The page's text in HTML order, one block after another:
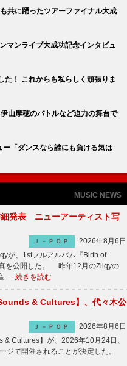
共に踊ったツアーファイナル大成
マンライブ大成功記念インタビュ
た！ これからも私らしく頑張りま
山摩穂のバトルなど迫力の舞台で
「ダンスなら誰にも負ける気は
MUSIC NEWS
発表 ニューアーティスト写
Ｊ－ＰＯＰ
2026年8月6日
が、1stフルアルバム『Birth of
を公開した。 昨年12月のZilqyの
… 続きを読む
& Cultures】、代々木公
Ｊ－ＰＯＰ
2026年8月6日
Cultures】が、2026年10月24日、
ジで開催されることが決定した。